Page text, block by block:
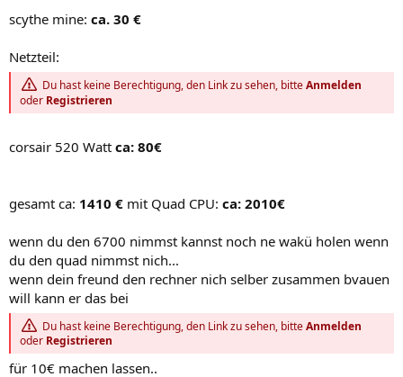
scythe mine: ca. 30 €
Netzteil:
Du hast keine Berechtigung, den Link zu sehen, bitteAnmelden
oder Registrieren
corsair 520 Watt ca: 80€
gesamt ca: 1410 € mit Quad CPU: ca: 2010€
wenn du den 6700 nimmst kannst noch ne wakü holen wenn
du den quad nimmst nich...
wenn dein freund den rechner nich selber zusammen bvauen
will kann er das bei
Du hast keine Berechtigung, den Link zu sehen, bitteAnmelden
oder Registrieren
für 10€ machen lassen..